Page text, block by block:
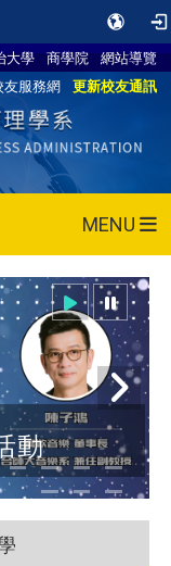
大學 商學院
網站導覽
友服務網
更新校友通訊
MENU
動